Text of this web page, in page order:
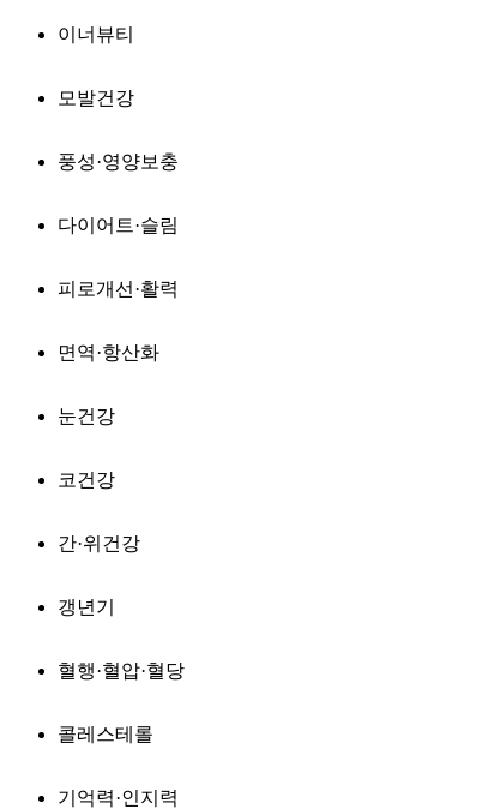
이너뷰티
모발건강
풍성·영양보충
다이어트·슬림
피로개선·활력
면역·항산화
눈건강
코건강
간·위건강
갱년기
혈행·혈압·혈당
콜레스테롤
기억력·인지력